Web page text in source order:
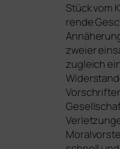
Stück vom
ren­de
zwei­er
zugleich